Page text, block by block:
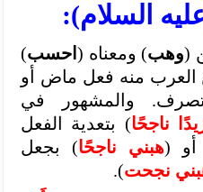
السلام):
(وهب) ومعناه ( احسب)
منه فعل ماض أو
والمشهور في
ناجحًا) بتعدية الفعل
أو (هبني ناجحًا) بجعل
نجحت).